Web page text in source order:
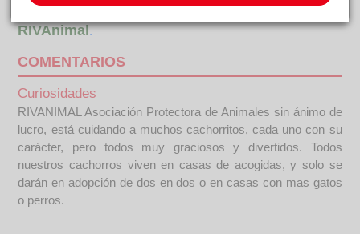
Vinireside actualmente en el centro de acogida
RIVAnimal.
COMENTARIOS
Curiosidades
RIVANIMAL Asociación Protectora de Animales sin ánimo de
lucro, está cuidando a muchos cachorritos, cada uno con su
carácter, pero todos muy graciosos y divertidos. Todos
nuestros cachorros viven en casas de acogidas, y solo se
darán en adopción de dos en dos o en casas con mas gatos
o perros.